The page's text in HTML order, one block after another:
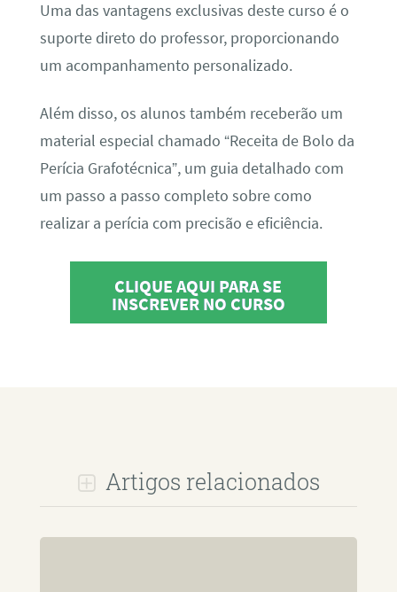
Uma das vantagens exclusivas deste curso é o
suporte direto do professor, proporcionando
um acompanhamento personalizado.
Além disso, os alunos também receberão um
material especial chamado “Receita de Bolo da
Perícia Grafotécnica”, um guia detalhado com
um passo a passo completo sobre como
realizar a perícia com precisão e eficiência.
CLIQUE AQUI PARA SE
INSCREVER NO CURSO
Artigos relacionados